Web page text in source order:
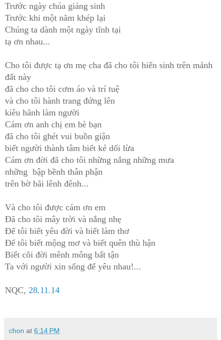
Trước ngày chúa giáng sinh
Trước khi một năm khép lại
Chúng ta dành một ngày tĩnh tại
tạ ơn nhau...
Cho tôi được tạ ơn mẹ cha đã cho tôi hiển sinh trên mảnh
đất này
đã cho cho tôi cơm áo và trí tuệ
và cho tôi hành trang đứng lên
kiêu hãnh làm người
Cám ơn anh chị em bè bạn
đã cho tôi ghét vui buồn giận
biết người thành tâm biết kẻ dối lừa
Cám ơn đời đã cho tôi những nắng những mưa
những bập bềnh thân phận
trên bờ bãi lênh đênh...
Và cho tôi được cám ơn em
Đã cho tôi mây trời và nắng nhẹ
Để tôi biết yêu đời và biết làm thơ
Để tôi biết mộng mơ và biết quên thù hận
Biết cõi đời mênh mông bất tận
Ta với người xin sống để yêu nhau!...
NQC, 28.11.14
chon at 6:14 PM